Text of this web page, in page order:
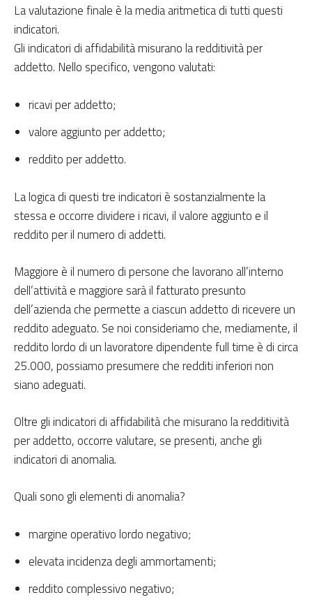
La valutazione finale è la media aritmetica di tutti questi
indicatori.
Gli indicatori di affidabilità misurano la redditività per
addetto. Nello specifico, vengono valutati:
ricavi per addetto;
valore aggiunto per addetto;
reddito per addetto.
La logica di questi tre indicatori è sostanzialmente la
stessa e occorre dividere i ricavi, il valore aggiunto e il
reddito per il numero di addetti.
Maggiore è il numero di persone che lavorano all’interno
dell’attività e maggiore sarà il fatturato presunto
dell’azienda che permette a ciascun addetto di ricevere un
reddito adeguato. Se noi consideriamo che, mediamente, il
reddito lordo di un lavoratore dipendente full time è di circa
25.000, possiamo presumere che redditi inferiori non
siano adeguati.
Oltre gli indicatori di affidabilità che misurano la redditività
per addetto, occorre valutare, se presenti, anche gli
indicatori di anomalia.
Quali sono gli elementi di anomalia?
margine operativo lordo negativo;
elevata incidenza degli ammortamenti;
reddito complessivo negativo;